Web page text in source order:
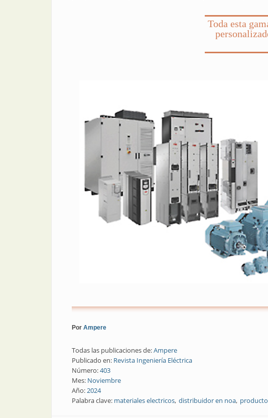
Toda esta
Por Ampere
Todas las publicaciones de:Ampere
Publicado en: Revista Ingeniería Eléctrica
Número:403
Mes: Noviembre
Año: 2024
Palabra clave: materiales electricos distribuidor en noa